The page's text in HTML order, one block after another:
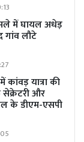
में घायल अधेड़
लौटे
यात्रा की
सेक्रेटरी और
के डीएम-एसपी